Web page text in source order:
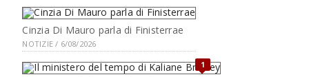
Cinzia Di Mauro parla di Finisterrae
NOTIZIE / 6/08/2026
1